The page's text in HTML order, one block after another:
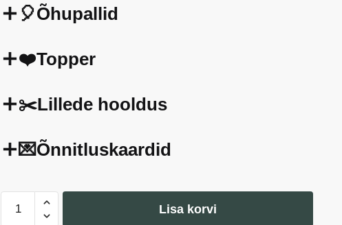
🎈Õhupallid
❤️Topper
✂️Lillede hooldus
💌Õnnitluskaardid
Blush
Lisa korvi